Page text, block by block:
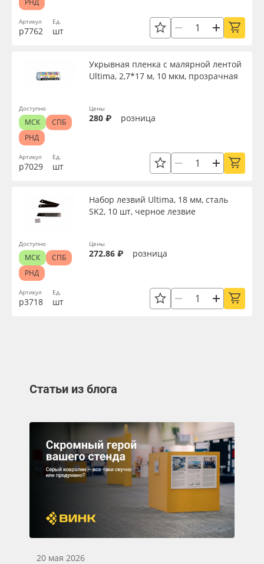
Артикул
р7762
Ед.
шт
РНД
Артикул
р7029
Укрывная пленка с малярной лентой
Ultima, 2,7*17 м, 10 мкм, прозрачная
Ед.
шт
Цены
280 ₽ розница
Доступно
МСК
СПБ
РНД
Артикул
р3718
Набор лезвий Ultima, 18 мм, сталь
SK2, 10 шт, черное лезвие
Ед.
шт
Цены
272.86 ₽ розница
Доступно
МСК
СПБ
РНД
Статьи из блога
20 мая 2026